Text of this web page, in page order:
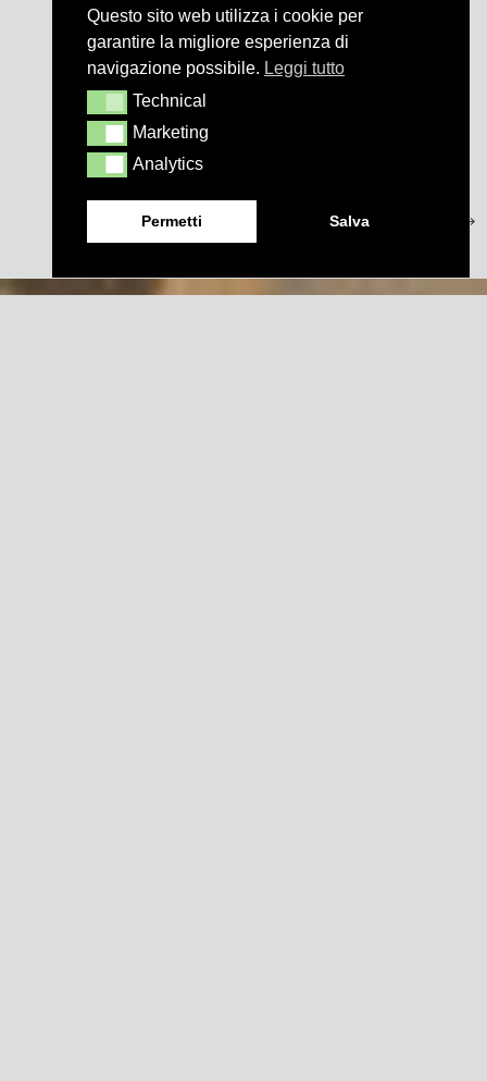
Questo sito web utilizza i cookie per
garantire la migliore esperienza di
navigazione possibile. Leggi tutto
TechnicalTechnical
MarketingMarketing
AnalyticsAnalytics
Permetti Salva